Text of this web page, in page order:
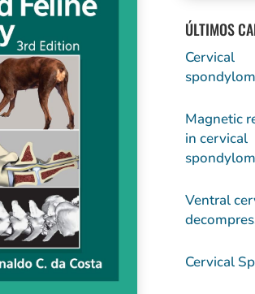
ÚLTIMOS
Cervical
Magnetic
in cervical
Ventral
Cervical